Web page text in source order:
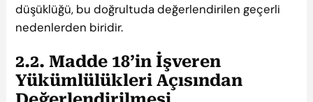
düşüklüğü, bu doğrultuda değerlendirilen geçerli
nedenlerden biridir.
2.2. Madde 18’in İşveren
Yükümlülükleri Açısından